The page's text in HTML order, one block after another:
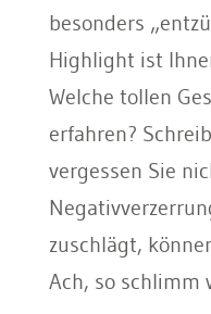
besonders
Highlight ist
Welche tollen
erfahren?
vergessen Sie
zuschlägt,
Ach, so schlimm